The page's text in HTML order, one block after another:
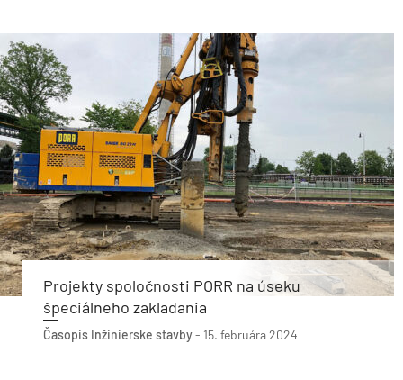
Projekty spoločnosti PORR na úseku
špeciálneho zakladania
Časopis Inžinierske stavby- 15. februára 2024